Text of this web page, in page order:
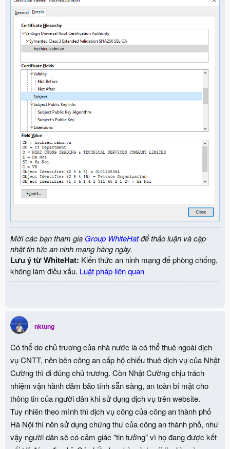
Mời các bạn tham gia Group WhiteHatđể thảo luận và cập
nhật tin tức an ninh mạng hàng ngày.
Lưu ý từ WhiteHat: Kiến thức an ninh mạng để phòng chống,
không làm điều xấu. Luật pháp liên quan
nktung
Có thể do chủ trương của nhà nước là có thể thuê ngoài dịch
vụ CNTT, nên bên công an cấp hộ chiếu thuê dịch vụ của Nhật
Cường thì đi đúng chủ trương. Còn Nhật Cường chịu trách
nhiệm vận hành đảm bảo tính sẵn sàng, an toàn bí mật cho
thông tin của người dân khi sử dụng dịch vụ trên website.
Tuy nhiên theo mình thì dịch vụ công của công an thành phố
Hà Nội thì nên sử dụng chứng thư của công an thành phố, như
vậy người dân sẽ có cảm giác "tin tưởng" vì họ đang được kết